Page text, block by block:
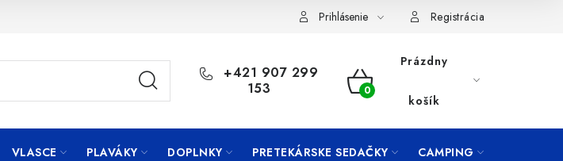
Prihlásenie Registrácia
+421 907 299
153
NÁKUPNÝ
Prázdny
košík
VLASCE PLAVÁKY DOPLNKY PRETEKÁRSKE SEDAČKY CAMPING